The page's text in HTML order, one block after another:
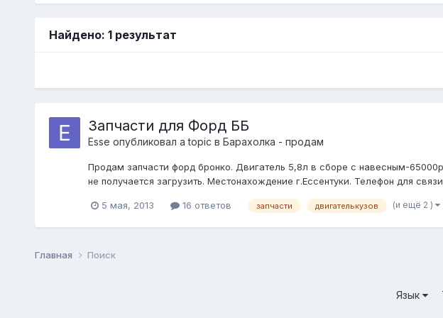
Найдено: 1 результат
Запчасти для Форд ББ
Esse опубликовал a topic в Барахолка - продам
Продам запчасти форд бронко. Двигатель 5,8л в сборе с навесным-
не получается загрузить. Местонахождение г.Ессентуки. Телефон для
5 мая, 2013 16 ответов запчасти двигателькузов (и ещё 2 )
Главная Поиск
Язык